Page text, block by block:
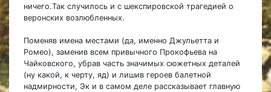
ничего.Так случилось и с шекспировской трагедией о
веронских возлюбленных.
Поменяв имена местами (да, именно Джульетта и
Ромео), заменив всем привычного Прокофьева на
Чайковского, убрав часть значимых сюжетных деталей
(ну какой, к черту, яд) и лишив героев балетной
надмирности, Эк и в самом деле рассказывает главную